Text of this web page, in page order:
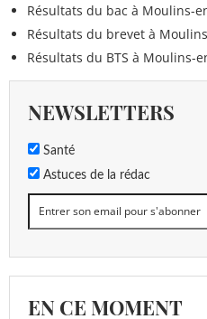
Résultats du bac à Moulins-
Résultats du brevet à
Résultats du BTS à Moulins-
NEWSLETTERS
Santé
Astuces de la rédac
EN CE MOMENT